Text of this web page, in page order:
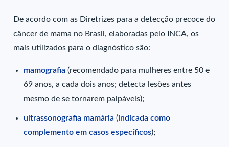
De acordo com as Diretrizes para a detecção precoce do
câncer de mama no Brasil, elaboradas pelo INCA, os
mais utilizados para o diagnóstico são:
mamografia(recomendado para mulheres entre 50 e
69 anos, a cada dois anos; detecta lesões antes
mesmo de se tornarem palpáveis);
ultrassonografia mamária (indicada como
complemento em casos específicos);